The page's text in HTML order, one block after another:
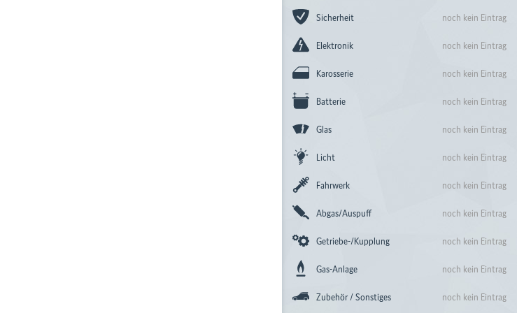
Sicherheit noch kein Eintrag
Elektronik noch kein Eintrag
Karosserie noch kein Eintrag
Batterie noch kein Eintrag
Glas noch kein Eintrag
Licht noch kein Eintrag
Fahrwerk noch kein Eintrag
Abgas/Auspuff noch kein Eintrag
Getriebe-/Kupplung noch kein Eintrag
Gas-Anlage noch kein Eintrag
Zubehör / Sonstiges noch kein Eintrag